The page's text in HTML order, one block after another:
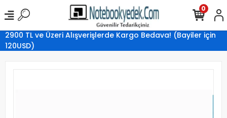
2900 TL ve Üzeri Alışverişlerde Kargo Bedava! (Bayiler için
120USD)
0